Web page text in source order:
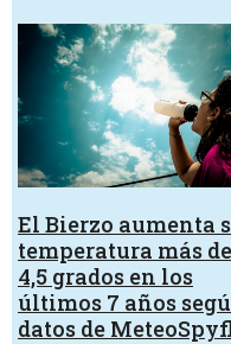
El Bierzo aumenta
temperatura más de
4,5 grados en los
últimos 7 años
datos de